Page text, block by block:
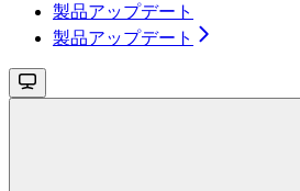
製品アップデート
製品アップデート